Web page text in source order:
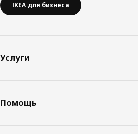
IKEA для бизнеса
Услуги
Помощь